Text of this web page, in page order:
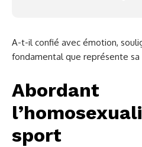
A-t-il confié avec émotion,
fondamental que représente
Abordant
sport